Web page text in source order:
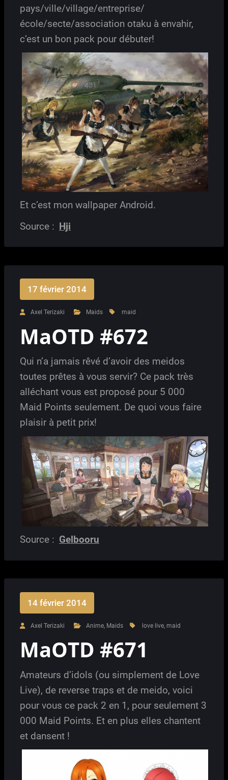
pays/ville/village/entreprise/
école/secte/association otaku à envahir,
c’est un bon pack pour débuter!
Et c’est mon wallpaper Android.
Source : Hji
17 février 2014
Axel Terizaki Maids maid
MaOTD #672
Qui n’a jamais rêvé d’avoir des meidos
toutes prêtes à vous servir? Ce pack très
alléchant vous est proposé pour 5 000
Maid Points seulement. De quoi vous faire
plaisir à petit prix!
Source : Gelbooru
14 février 2014
Axel Terizaki Anime, Maids love live, maid
MaOTD #671
Amateurs d’idols (ou simplement de Love
Live), de reverse traps et de meido, voici
pour vous ce pack 2 en 1, pour seulement 3
000 Maid Points. Et en plus elles chantent
et dansent !